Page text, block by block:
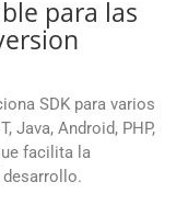
para las
SDK para varios
Java, Android, PHP,
facilita la